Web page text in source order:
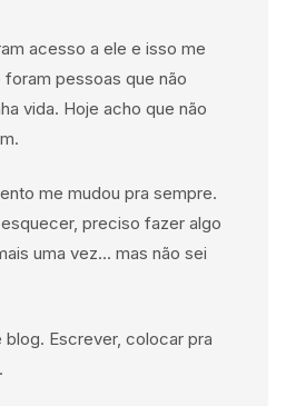
acesso a ele e isso me
pessoas que não
vida. Hoje acho que não
me mudou pra sempre.
preciso fazer algo
uma vez... mas não sei
Escrever, colocar pra